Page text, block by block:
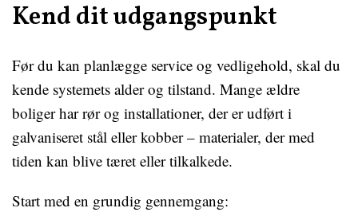
Kend dit udgangspunkt
Før du kan planlægge service og vedligehold, skal du
kende systemets alder og tilstand. Mange ældre
boliger har rør og installationer, der er udført i
galvaniseret stål eller kobber – materialer, der med
tiden kan blive tæret eller tilkalkede.
Start med en grundig gennemgang: